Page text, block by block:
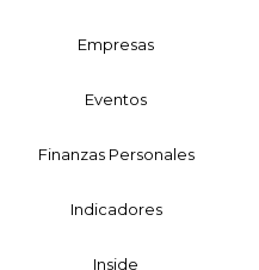
Empresas
Eventos
Finanzas Personales
Indicadores
Inside